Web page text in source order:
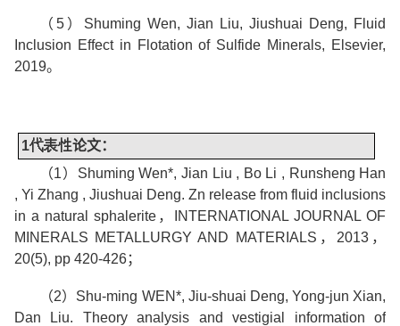
（ 5） Shuming Wen, Jian Liu, Jiushuai Deng, Fluid
Inclusion Effect in Flotation of Sulfide Minerals, Elsevier,
2019。
1代表性论文：
（1） Shuming Wen*, Jian Liu , Bo Li , Runsheng Han
, Yi Zhang , Jiushuai Deng. Zn release from fluid inclusions
in a natural sphalerite，
INTERNATIONAL JOURNAL OF
MINERALS METALLURGY AND MATERIALS ， 2013 ，
20(5), pp 420-426；
（2） Shu-ming WEN*, Jiu-shuai Deng, Yong-jun Xian,
Dan Liu. Theory analysis and vestigial information of